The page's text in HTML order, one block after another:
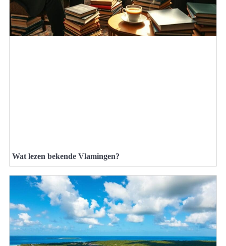
Wat lezen bekende Vlamingen?